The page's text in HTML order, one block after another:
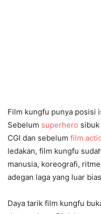
Film kungfu punya posisi
Sebelum superhero
CGI dan sebelum film
ledakan, film kungfu
manusia, koreografi,
adegan laga yang luar
Daya tarik film kungfu